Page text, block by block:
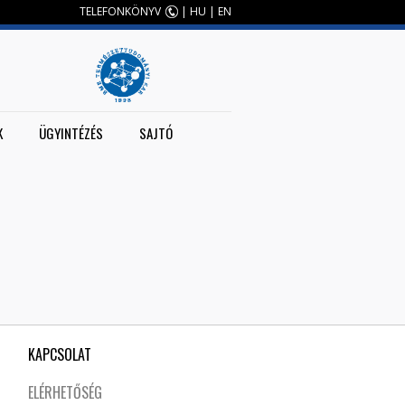
TELEFONKÖNYV | HU | EN
ÜGYINTÉZÉS SAJTÓ
KAPCSOLAT
ELÉRHETŐSÉG